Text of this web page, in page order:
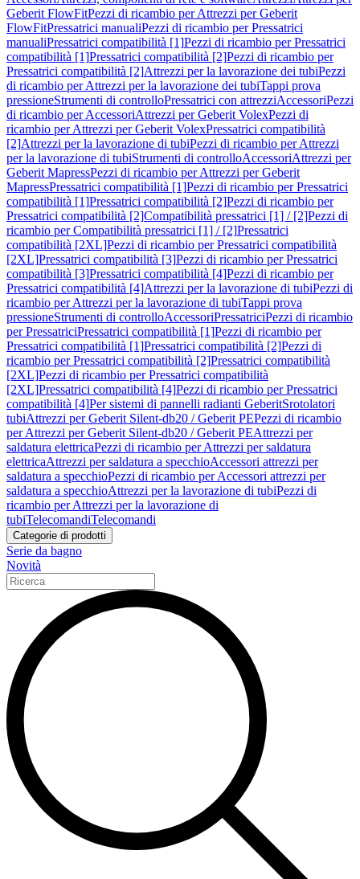
Geberit FlowFitPezzi di ricambio per Attrezzi per Geberit
FlowFitPressatrici manualiPezzi di ricambio per Pressatrici
manualiPressatrici compatibilità [1]Pezzi di ricambio per Pressatrici
compatibilità [1]Pressatrici compatibilità [2]Pezzi di ricambio per
Pressatrici compatibilità [2]Attrezzi per la lavorazione dei tubiPezzi
di ricambio per Attrezzi per la lavorazione dei tubiTappi prova
pressioneStrumenti di controlloPressatrici con attrezziAccessoriPezzi
di ricambio per AccessoriAttrezzi per Geberit VolexPezzi di
ricambio per Attrezzi per Geberit VolexPressatrici compatibilità
[2]Attrezzi per la lavorazione di tubiPezzi di ricambio per Attrezzi
per la lavorazione di tubiStrumenti di controlloAccessoriAttrezzi per
Geberit MapressPezzi di ricambio per Attrezzi per Geberit
MapressPressatrici compatibilità [1]Pezzi di ricambio per Pressatrici
compatibilità [1]Pressatrici compatibilità [2]Pezzi di ricambio per
Pressatrici compatibilità [2]Compatibilità pressatrici [1] / [2]Pezzi di
ricambio per Compatibilità pressatrici [1] / [2]Pressatrici
compatibilità [2XL]Pezzi di ricambio per Pressatrici compatibilità
[2XL]Pressatrici compatibilità [3]Pezzi di ricambio per Pressatrici
compatibilità [3]Pressatrici compatibilità [4]Pezzi di ricambio per
Pressatrici compatibilità [4]Attrezzi per la lavorazione di tubiPezzi di
ricambio per Attrezzi per la lavorazione di tubiTappi prova
pressioneStrumenti di controlloAccessoriPressatriciPezzi di ricambio
per PressatriciPressatrici compatibilità [1]Pezzi di ricambio per
Pressatrici compatibilità [1]Pressatrici compatibilità [2]Pezzi di
ricambio per Pressatrici compatibilità [2]Pressatrici compatibilità
[2XL]Pezzi di ricambio per Pressatrici compatibilità
[2XL]Pressatrici compatibilità [4]Pezzi di ricambio per Pressatrici
compatibilità [4]Per sistemi di pannelli radianti GeberitSrotolatori
tubiAttrezzi per Geberit Silent-db20 / Geberit PEPezzi di ricambio
per Attrezzi per Geberit Silent-db20 / Geberit PEAttrezzi per
saldatura elettricaPezzi di ricambio per Attrezzi per saldatura
elettricaAttrezzi per saldatura a specchioAccessori attrezzi per
saldatura a specchioPezzi di ricambio per Accessori attrezzi per
saldatura a specchioAttrezzi per la lavorazione di tubiPezzi di
ricambio per Attrezzi per la lavorazione di
tubiTelecomandiTelecomandi
Categorie di prodotti
Serie da bagno
Novità